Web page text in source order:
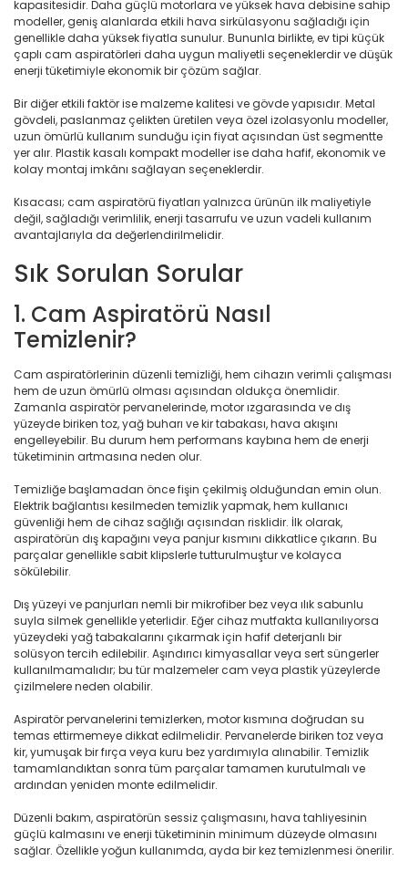
kapasitesidir. Daha güçlü motorlara ve yüksek hava debisine sahip
modeller, geniş alanlarda etkili hava sirkülasyonu sağladığı için
genellikle daha yüksek fiyatla sunulur. Bununla birlikte, ev tipi küçük
çaplı cam aspiratörleri daha uygun maliyetli seçeneklerdir ve düşük
enerji tüketimiyle ekonomik bir çözüm sağlar.
Bir diğer etkili faktör ise malzeme kalitesi ve gövde yapısıdır. Metal
gövdeli, paslanmaz çelikten üretilen veya özel izolasyonlu modeller,
uzun ömürlü kullanım sunduğu için fiyat açısından üst segmentte
yer alır. Plastik kasalı kompakt modeller ise daha hafif, ekonomik ve
kolay montaj imkânı sağlayan seçeneklerdir.
Kısacası; cam aspiratörü fiyatları yalnızca ürünün ilk maliyetiyle
değil, sağladığı verimlilik, enerji tasarrufu ve uzun vadeli kullanım
avantajlarıyla da değerlendirilmelidir.
Sık Sorulan Sorular
1. Cam Aspiratörü Nasıl
Temizlenir?
Cam aspiratörlerinin düzenli temizliği, hem cihazın verimli çalışması
hem de uzun ömürlü olması açısından oldukça önemlidir.
Zamanla aspiratör pervanelerinde, motor ızgarasında ve dış
yüzeyde biriken toz, yağ buharı ve kir tabakası, hava akışını
engelleyebilir. Bu durum hem performans kaybına hem de enerji
tüketiminin artmasına neden olur.
Temizliğe başlamadan önce fişin çekilmiş olduğundan emin olun.
Elektrik bağlantısı kesilmeden temizlik yapmak, hem kullanıcı
güvenliği hem de cihaz sağlığı açısından risklidir. İlk olarak,
aspiratörün dış kapağını veya panjur kısmını dikkatlice çıkarın. Bu
parçalar genellikle sabit klipslerle tutturulmuştur ve kolayca
sökülebilir.
Dış yüzeyi ve panjurları nemli bir mikrofiber bez veya ılık sabunlu
suyla silmek genellikle yeterlidir. Eğer cihaz mutfakta kullanılıyorsa
yüzeydeki yağ tabakalarını çıkarmak için hafif deterjanlı bir
solüsyon tercih edilebilir. Aşındırıcı kimyasallar veya sert süngerler
kullanılmamalıdır; bu tür malzemeler cam veya plastik yüzeylerde
çizilmelere neden olabilir.
Aspiratör pervanelerini temizlerken, motor kısmına doğrudan su
temas ettirmemeye dikkat edilmelidir. Pervanelerde biriken toz veya
kir, yumuşak bir fırça veya kuru bez yardımıyla alınabilir. Temizlik
tamamlandıktan sonra tüm parçalar tamamen kurutulmalı ve
ardından yeniden monte edilmelidir.
Düzenli bakım, aspiratörün sessiz çalışmasını, hava tahliyesinin
güçlü kalmasını ve enerji tüketiminin minimum düzeyde olmasını
sağlar. Özellikle yoğun kullanımda, ayda bir kez temizlenmesi önerilir.